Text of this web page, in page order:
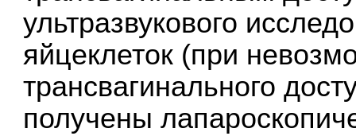
ультразвукового
яйцеклеток (при
трансвагинального
получены